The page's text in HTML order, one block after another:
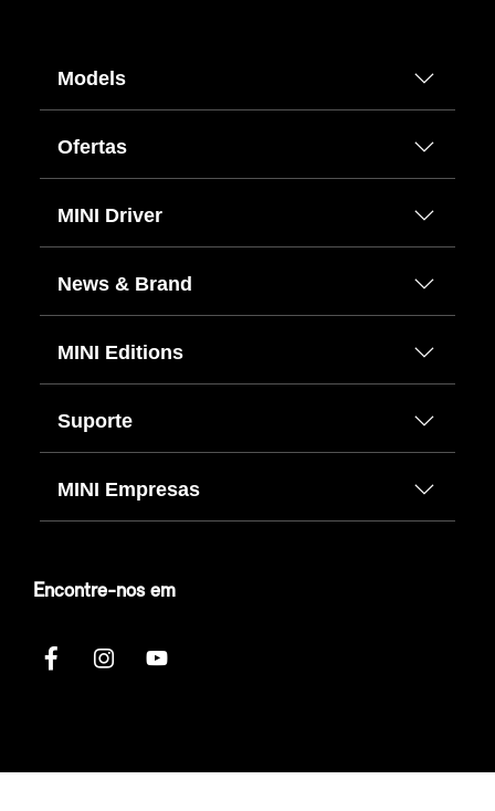
Models
Ofertas
MINI Driver
News & Brand
MINI Editions
Suporte
MINI Empresas
Encontre-nos em